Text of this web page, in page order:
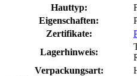
Hauttyp:
Eigenschaften:
Zertifikate:
Lagerhinweis:
Verpackungsart: